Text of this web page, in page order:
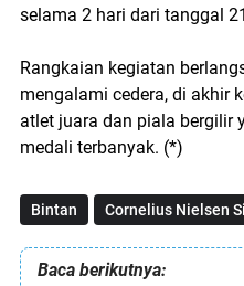
selama 2 hari dari tanggal
Rangkaian kegiatan
mengalami cedera, di akhir
atlet juara dan piala bergilir
medali terbanyak. (*)
Bintan Cornelius Nielsen
Baca berikutnya: